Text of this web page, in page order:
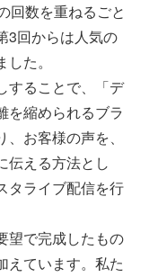
回数を重ねるごと
3回からは人気の
た。
することで、「デ
を縮められるブラ
お客様の声を、
伝える方法とし
タライブ配信を行
望で完成したもの
えています。私た